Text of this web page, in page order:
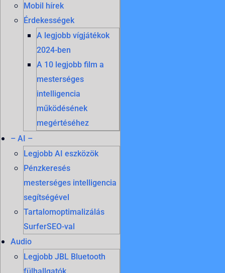
Mobil hírek
Érdekességek
A legjobb vígjátékok
2024-ben
A 10 legjobb film a
mesterséges
intelligencia
működésének
megértéséhez
– AI –
Legjobb AI eszközök
Pénzkeresés
mesterséges intelligencia
segítségével
Tartalomoptimalizálás
SurferSEO-val
Audio
Legjobb JBL Bluetooth
fülhallgatók